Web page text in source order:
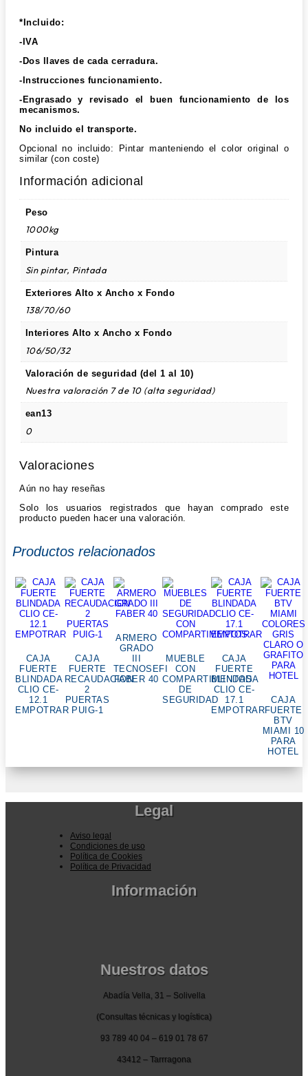
*Incluido:
-IVA
-Dos llaves de cada cerradura.
-Instrucciones funcionamiento.
-Engrasado y revisado el buen funcionamiento de los
mecanismos.
No incluido el transporte.
Opcional no incluido: Pintar manteniendo el color original o
similar (con coste)
Información adicional
Peso
1000kg
Pintura
Sin pintar, Pintada
Exteriores Alto x Ancho x Fondo
138/70/60
Interiores Alto x Ancho x Fondo
106/50/32
Valoración de seguridad (del 1 al 10)
Nuestra valoración 7 de 10 (alta seguridad)
ean13
0
Valoraciones
Aún no hay reseñas
Solo los usuarios registrados que hayan comprado este
producto pueden hacer una valoración.
Productos relacionados
CAJA
FUERTE
BLINDADA
CLIO CE-
12.1
EMPOTRAR
CAJA
FUERTE
RECAUDACION
2
PUERTAS
PUIG-1
ARMERO
GRADO
III
TECNOSEFI
FABER 40
MUEBLE
CON
COMPARTIMENTOS
DE
SEGURIDAD
CAJA
FUERTE
BLINDADA
CLIO CE-
17.1
EMPOTRAR
CAJA
FUERTE
BTV
MIAMI 10
PARA
HOTEL
Legal
Aviso legal
Condiciones de uso
Política de Cookies
Política de Privacidad
Información
Nuestros datos
Abadía Vella, 31 – Solivella
(Consultas técnicas y logística)
93 789 40 04 – 619 01 78 67
43412 – Tarrragona